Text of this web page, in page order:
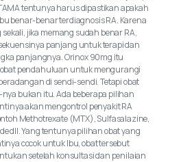
tentunya harus dipastikan apakah
benar-benar terdiagnosis RA. Karena
jika memang sudah benar RA,
panjang untuk terapi dan
panjangnya. Orinox 90mg itu
pendahuluan untuk mengurangi
di sendi-sendi. Tetapi obat
bukan itu. Ada beberapa pilihan
akan mengontrol penyakit RA
Methotrexate (MTX), Sulfasalazine,
dll. Yang tentunya pilihan obat yang
cocok untuk Ibu, obat tersebut
setelah konsultasi dan penilaian